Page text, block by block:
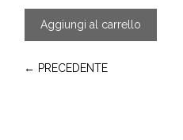
Aggiungi al carrello
← PRECEDENTE